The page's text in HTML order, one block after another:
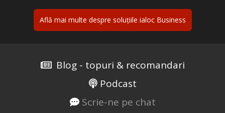
Află mai multe despre soluțiile ialoc Business
Blog - topuri & recomandari
Podcast
Scrie-ne pe chat